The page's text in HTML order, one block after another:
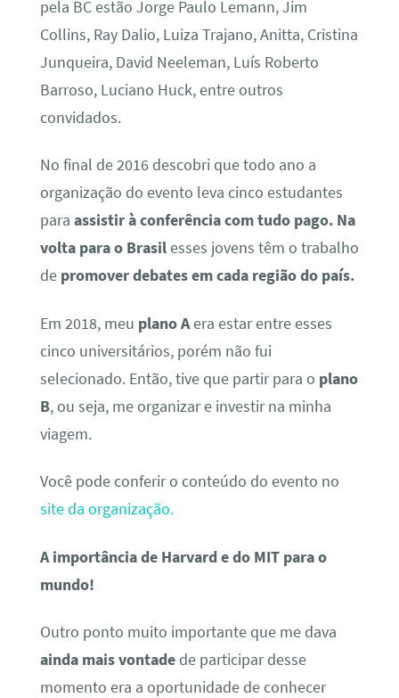
pela BC estão Jorge Paulo Lemann, Jim
Collins, Ray Dalio, Luiza Trajano, Anitta, Cristina
Junqueira, David Neeleman, Luís Roberto
Barroso, Luciano Huck, entre outros
convidados.
No final de 2016 descobri que todo ano a
organização do evento leva cinco estudantes
para assistir à conferência com tudo pago. Na
volta para o Brasilesses jovens têm o trabalho
depromover debates em cada região do país.
Em 2018, meu plano Aera estar entre esses
cinco universitários, porém não fui
selecionado. Então, tive que partir para o plano
B, ou seja, me organizar e investir na minha
viagem.
Você pode conferir o conteúdo do evento no
site da organização.
A importância de Harvard e do MIT para o
mundo!
Outro ponto muito importante que me dava
ainda mais vontadede participar desse
momento era a oportunidade de conhecer